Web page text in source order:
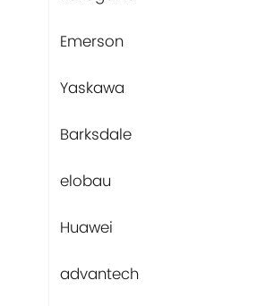
Emerson
Yaskawa
Barksdale
elobau
Huawei
advantech